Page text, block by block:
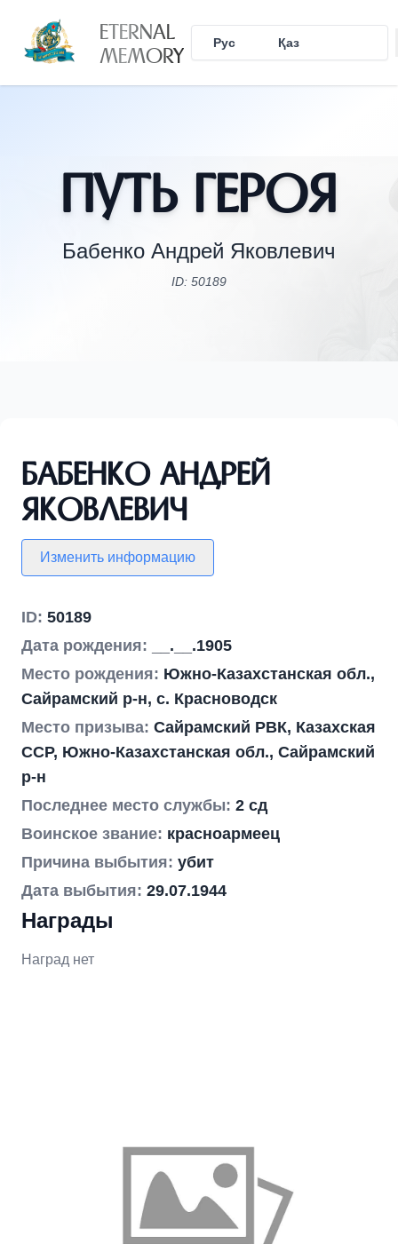
ETERNAL
MEMORY Рус Қаз
Путь Героя
Бабенко Андрей Яковлевич
ID: 50189
Бабенко Андрей
Яковлевич
Изменить информацию
ID: 50189
Дата рождения:
__.__.1905
Место рождения: Южно-Казахстанская обл.,
Сайрамский р-н, с. Красноводск
Место призыва: Сайрамский РВК, Казахская
ССР, Южно-Казахстанская обл., Сайрамский
р-н
Последнее место службы: 2 сд
Воинское звание: красноармеец
Причина выбытия: убит
Дата выбытия: 29.07.1944
Награды
Наград нет